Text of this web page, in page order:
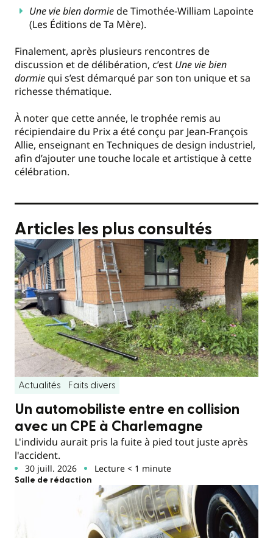
Une vie bien dormiede Timothée-William Lapointe
(Les Éditions de Ta Mère).
Finalement, après plusieurs rencontres de
discussion et de délibération, c’est Une vie bien
dormiequi s’est démarqué par son ton unique et sa
richesse thématique.
À noter que cette année, le trophée remis au
récipiendaire du Prix a été conçu par Jean-François
Allie, enseignant en Techniques de design industriel,
afin d’ajouter une touche locale et artistiqueà cette
célébration.
Articles les plus consultés
Actualités Faits divers
Un automobiliste entre en collision
avec un CPE à Charlemagne
L'individu aurait pris la fuite à pied tout juste après
l'accident.
30 juill. 2026 Lecture < 1 minute
Salle de rédaction